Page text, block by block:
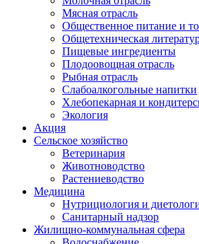
Мясная отрасль
Общественное питание и
Общетехническая
Пищевые ингредиенты
Плодоовощная отрасль
Рыбная отрасль
Слабоалкогольные напитки
Хлебопекарная и
Экология
Акция
Сельское хозяйство
Ветеринария
Животноводство
Растениеводство
Медицина
Нутрициология и
Санитарный надзор
Жилищно-коммунальная сфера